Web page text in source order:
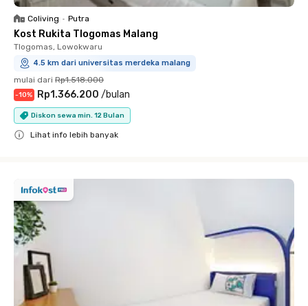
Coliving • Putra
Kost Rukita Tlogomas Malang
Tlogomas, Lowokwaru
4.5 km dari universitas merdeka malang
mulai dari Rp1.518.000
-10% Rp1.366.200 /bulan
Diskon sewa min. 12 Bulan
Lihat info lebih banyak